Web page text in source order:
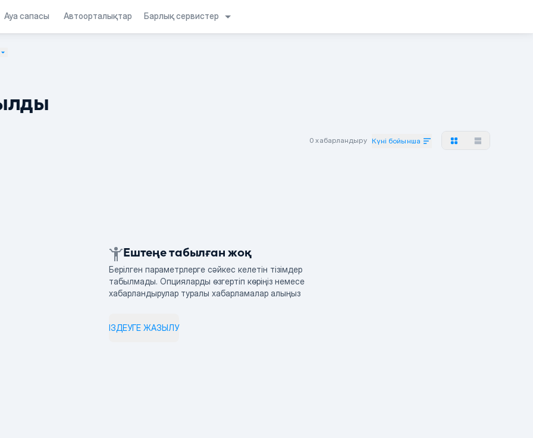
Ауа сапасы Автоорталықтар Барлық сервистер
0 хабарландыру Күні бойынша
Ештеңе табылған жоқ
Берілген параметрлерге сәйкес келетін тізімдер
табылмады. Опцияларды өзгертіп көріңіз немесе
хабарландырулар туралы хабарламалар алыңыз
ІЗДЕУГЕ ЖАЗЫЛУ